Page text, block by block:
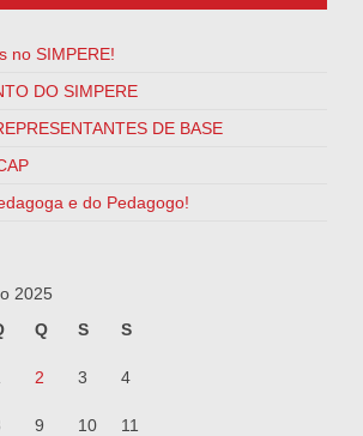
no SIMPERE!
DO SIMPERE
DE BASE
e do Pedagogo!
2025
Q S S
2 3 4
9 10 11